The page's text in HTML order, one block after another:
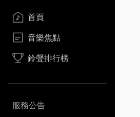
首頁
音樂焦點
鈴聲排行榜
服務公告